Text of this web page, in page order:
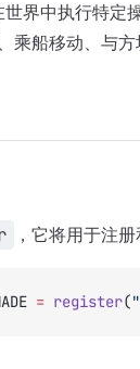
界中执行特定
乘船移动、与
，它将用于注
= register(